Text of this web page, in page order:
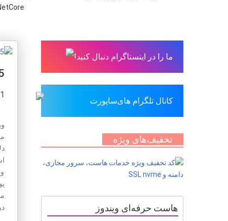
15
11
ما را در اینستاگرام دنبال کنید!
کانال تلگرام های‌ساپورت
تخفیف‌های ویژه
هاست حرفه‌ای ویندوز